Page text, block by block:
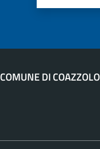
COMUNE DI COAZZOLO